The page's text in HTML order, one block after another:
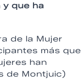
y que ha
de la Mujer
más que
han
de Montjuic)